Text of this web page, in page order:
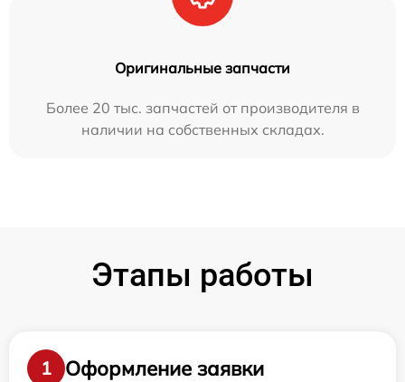
Оригинальные запчасти
Более 20 тыс. запчастей от производителя в
наличии на собственных складах.
Этапы работы
1
Оформление заявки